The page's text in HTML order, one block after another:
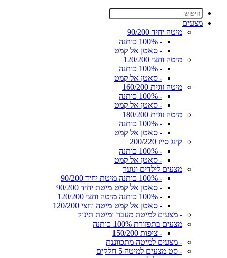
מצעים
מיטה יחיד 90/200
- 100% כותנה
- סאטן אל קמט
מיטה וחצי 120/200
- 100% כותנה
- סאטן אל קמט
מיטה זוגית 160/200
- 100% כותנה
- סאטן אל קמט
מיטה זוגית 180/200
- 100% כותנה
- סאטן אל קמט
קינג סייז 200/220
- 100% כותנה
- סאטן אל קמט
מצעים לילדים ונוער
- 100% כותנה מיטת יחיד 90/200
- סאטן אל קמט מיטת יחיד 90/200
- 100% כותנה מיטה וחצי 120/200
- סאטן אל קמט מיטה וחצי 120/200
- מצעים למיטת מעבר ומיטת תינוק
מצעים בתפזורת 100% כותנה
- ציפות 150/200
- מצעים למיטה מתכווננת
- סט מצעים למיטה 5 חלקים